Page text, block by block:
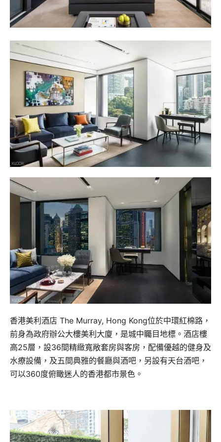
香港美利酒店 The Murray, Hong Kong位於中環紅棉路，
前身為政府辦公大樓美利大廈，是城中矚目地標。酒店樓
高25層，設36間精緻寬敞套房與客房，配備優越的健身及
水療設備，及五間典雅的餐廳與酒吧，另設有天台酒吧，
可以360度俯瞰迷人的香港都市景色。